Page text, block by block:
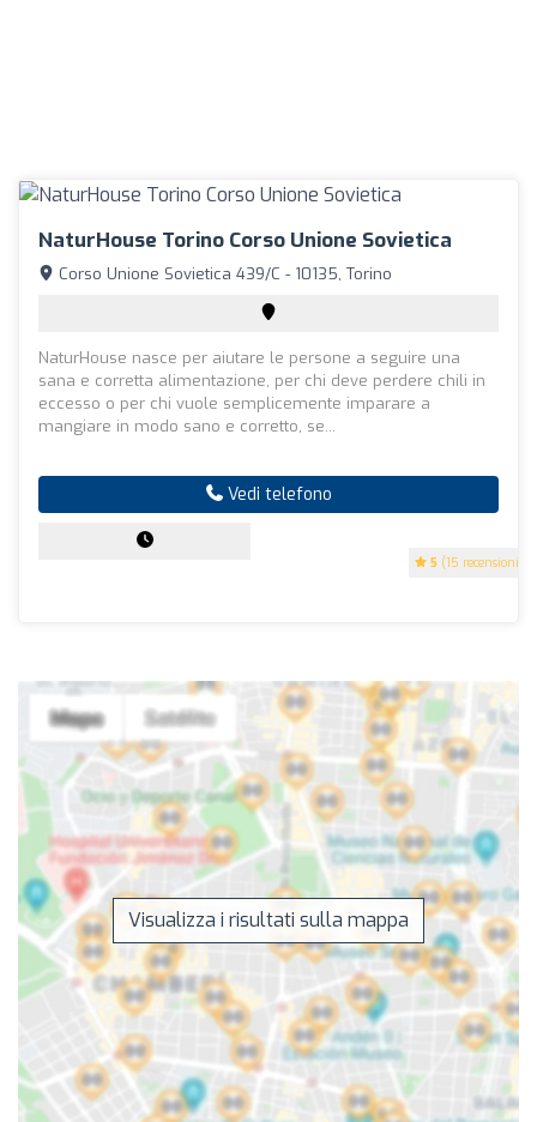
NaturHouse Torino Corso Unione Sovietica
5 (15 recensioni)
Corso Unione Sovietica 439/C - 10135, Torino
NaturHouse nasce per aiutare le persone a seguire una
sana e corretta alimentazione, per chi deve perdere chili in
eccesso o per chi vuole semplicemente imparare a
mangiare in modo sano e corretto, se...
Vedi telefono
Visualizza i risultati sulla mappa